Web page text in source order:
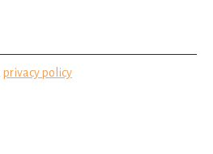
privacy policy